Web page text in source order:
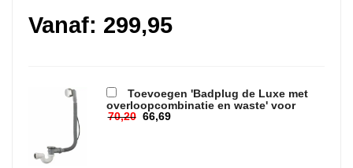
Vanaf: 299,95
Toevoegen 'Badplug de Luxe met
overloopcombinatie en waste' voor
70,20
Oorspronkelijke prijs was: 70,20.
66,69
Huidige prijs is: 66,69.